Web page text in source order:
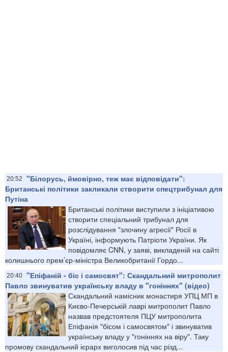
20:52
"Білорусь, ймовірно, теж має відповідати":
Британські політики закликали створити спецтрибунал для
Путіна
Британські політики виступили з ініціативою
створити спеціальний трибунал для
розслідування "злочину агресії" Росії в
Україні, інформують Патріоти України. Як
повідомляє CNN, у заяві, викладеній на сайті
колишнього прем’єр-міністра Великобританії Гордо...
20:40 "Епіфаній - біс і самосвят": Скандальний митрополит
Павло звинуватив українську владу в "гоніннях" (відео)
Скандальний намісник монастиря УПЦ МП в
Києво-Печерській лаврі митрополит Павло
назвав предстоятеля ПЦУ митрополита
Епіфанія "бісом і самосвятом" і звинуватив
українську владу у "гоніннях на віру". Таку
промову скандальний ієрарх виголосив під час різд...